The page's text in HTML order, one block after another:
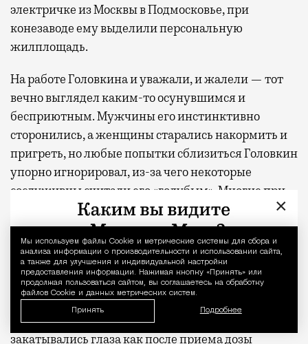
электричке из Москвы в Подмосковье, при
конезаводе ему выделили персональную
жилплощадь.
На работе Головкина и уважали, и жалели — тот
вечно выглядел каким-то осунувшимся и
бесприютным. Мужчины его инстинктивно
сторонились, а женщины старались накормить и
пригреть, но любые попытки сблизиться Головкин
упорно игнорировал, из-за чего некоторые
сослуживцы считали его «голубым». Многие при
этом подмечали одну его странность: любую
порученную ему работу Головкин исполнял
аккуратно и добросовестно, но с особой страстью
он занимался двумя вещами — осеменял кобыл и
проверял их на жеребость. И для той, и для другой
операции требовалось натурально засунуть руку
внутрь лошади. У Головкина при этом
закатывались глаза как после приема дозы
Уведомление
Мы используем файлы Сookie и метрические системы для сбора и
анализа информации о производительности и использовании сайта,
а также для улучшения и индивидуальной настройки
предоставления информации. Нажимая кнопку «Принять» или
продолжая пользоваться сайтом, вы соглашаетесь на обработку
файлов Cookie и данных метрических систем.
Принять Подробнее
×